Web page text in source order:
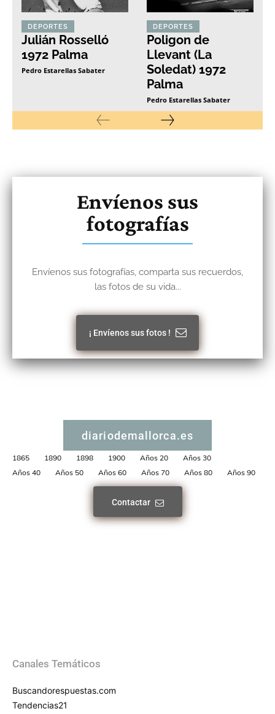
DEPORTES
Julián Rosselló
1972 Palma
Pedro Estarellas Sabater
DEPORTES
Poligon de
Llevant (La
Soledat) 1972
Palma
Pedro Estarellas Sabater
Envíenos sus
fotografías
Envíenos sus fotografías, comparta sus recuerdos,
las fotos de su vida...
¡ Envíenos sus fotos !
diariodemallorca.es
1865 1890 1898 1900 Años 20
Años 30
Años 40
Años 50 Años 60 Años 70 Años 80 Años 90
Contactar
Canales Temáticos
Buscandorespuestas.com
Tendencias21